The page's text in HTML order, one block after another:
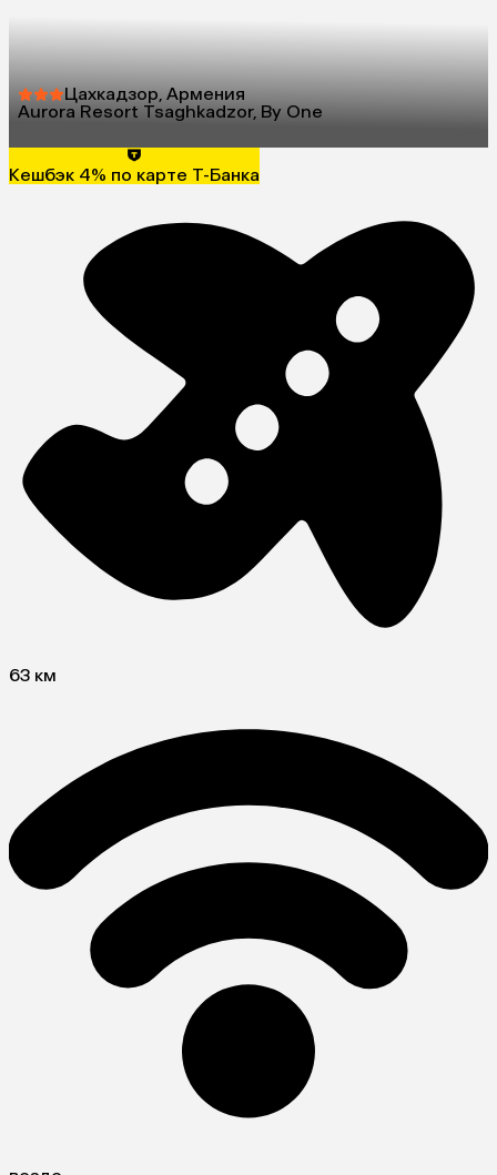
Цахкадзор, Армения
Aurora Resort Tsaghkadzor, By One
Кешбэк 4% по карте Т-Банка
63 км